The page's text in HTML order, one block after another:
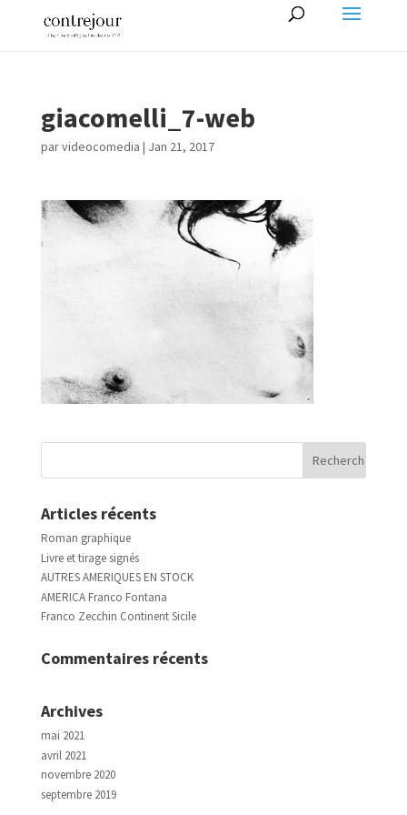
giacomelli_7-web
parvideocomedia | Jan 21, 2017
Articles récents
Roman graphique
Livre et tirage signés
AUTRES AMERIQUES EN STOCK
AMERICA Franco Fontana
Franco Zecchin Continent Sicile
Commentaires récents
Archives
mai 2021
avril 2021
novembre 2020
septembre 2019